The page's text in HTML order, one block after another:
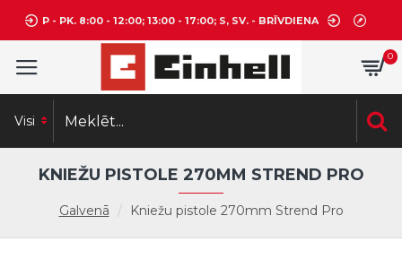
P - PK. 8:00 - 12:00; 13:00 - 17:00; S, SV. - BRĪVDIENA
0
Visi
Galvenā Kniežu pistole 270mm Strend Pro
KNIEŽU PISTOLE 270MM STREND PRO